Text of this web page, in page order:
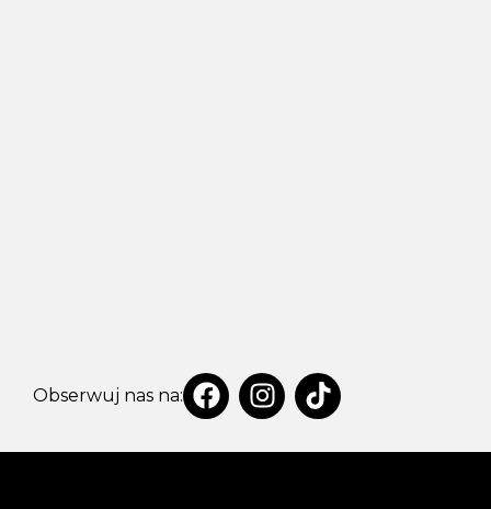
Obserwuj nas na: